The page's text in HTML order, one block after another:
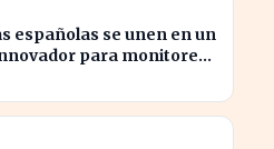
españolas se unen en un
para monitorear